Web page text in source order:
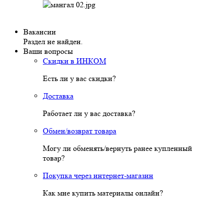
Вакансии
Раздел не найден.
Ваши вопросы
Скидки в ИНКОМ
Есть ли у вас скидки?
Доставка
Работает ли у вас доставка?
Обмен/возврат товара
Могу ли обменять/вернуть ранее купленный
товар?
Покупка через интернет-магазин
Как мне купить материалы онлайн?